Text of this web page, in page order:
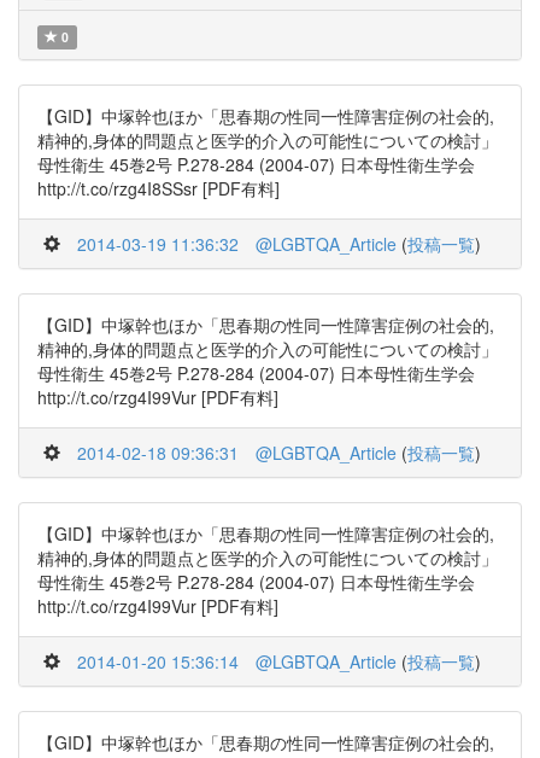
0
【GID】中塚幹也ほか「思春期の性同一性障害症例の社会的,
精神的,身体的問題点と医学的介入の可能性についての検討」
母性衛生 45巻2号 P.278-284 (2004-07) 日本母性衛生学会
http://t.co/rzg4I8SSsr [PDF有料]
2014-03-19 11:36:32 @LGBTQA_Article (投稿一覧)
【GID】中塚幹也ほか「思春期の性同一性障害症例の社会的,
精神的,身体的問題点と医学的介入の可能性についての検討」
母性衛生 45巻2号 P.278-284 (2004-07) 日本母性衛生学会
http://t.co/rzg4I99Vur [PDF有料]
2014-02-18 09:36:31 @LGBTQA_Article (投稿一覧)
【GID】中塚幹也ほか「思春期の性同一性障害症例の社会的,
精神的,身体的問題点と医学的介入の可能性についての検討」
母性衛生 45巻2号 P.278-284 (2004-07) 日本母性衛生学会
http://t.co/rzg4I99Vur [PDF有料]
2014-01-20 15:36:14 @LGBTQA_Article (投稿一覧)
【GID】中塚幹也ほか「思春期の性同一性障害症例の社会的,